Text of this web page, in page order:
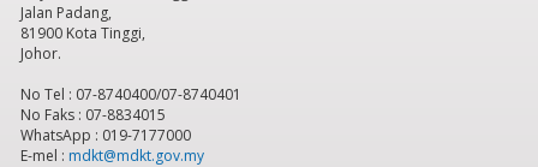
9 pm
11pm
Jalan Padang,
81900 Kota Tinggi,
Johor.
No Tel : 07-8740400/07-8740401
No Faks : 07-8834015
WhatsApp : 019-7177000
E-mel : mdkt@mdkt.gov.my